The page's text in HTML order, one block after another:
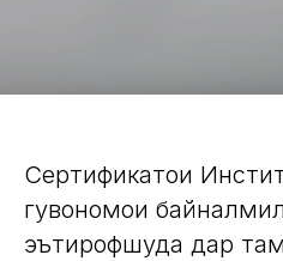
Сертификатҳои
гувоҳномҳои
эътирофшуда дар